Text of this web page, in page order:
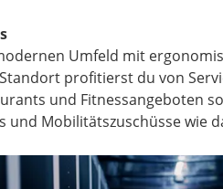
Umfeld mit
profitierst du von
und Fitnessangeboten
und Mobilitätszuschüsse wie